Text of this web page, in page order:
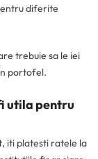
diferite
trebuie sa le iei
portofel.
utila pentru
iti platesti ratele la